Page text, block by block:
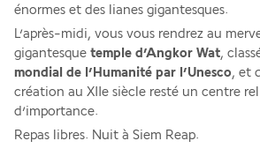
énormes et des lianes gigantesques.
L’après-midi, vous vous rendrez au
gigantesque temple d’Angkor Wat,
mondial de l’Humanité par l’Unesco, et
création au XIIe siècle resté un centre
d’importance.
Repas libres. Nuit à Siem Reap.